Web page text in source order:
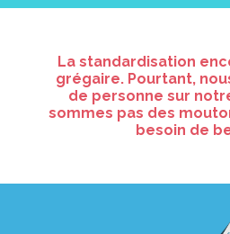
La standardisation
grégaire. Pourtant,
de personne sur
sommes pas des
besoin de